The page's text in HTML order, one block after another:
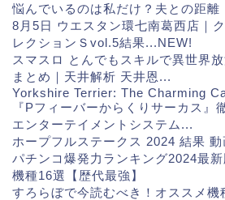
悩んでいるのは私だけ？夫との距離
8月5日 ウエスタン環七南葛西店｜
レクションＳvol.5結果...NEW!
スマスロ とんでもスキルで異世界
まとめ｜天井解析 天井恩...
Yorkshire Terrier: The Charming
『Pフィーバーからくりサーカス』
エンターテイメントシステム...
ホープフルステークス 2024 結果 動
パチンコ爆発力ランキング2024最
機種16選【歴代最強】
すろらぼで今読むべき！オススメ機